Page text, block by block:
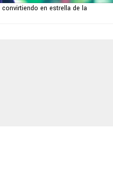
en estrella de la